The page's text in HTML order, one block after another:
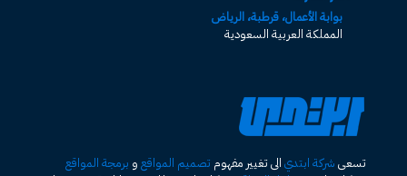
بوابة الأعمال، قرطبة، الرياض
المملكة العربية السعودية
تسعى شركة ابتدي الى تغيير مفهوم تصميم المواقع و برمجة المواقع